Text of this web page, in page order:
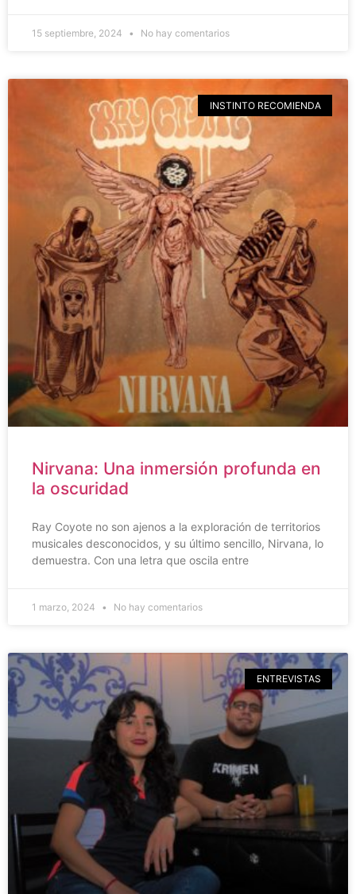
15 septiembre, 2024 No hay comentarios
INSTINTO RECOMIENDA
Nirvana: Una inmersión profunda en
la oscuridad
Ray Coyote no son ajenos a la exploración de territorios
musicales desconocidos, y su último sencillo, Nirvana, lo
demuestra. Con una letra que oscila entre
1 marzo, 2024 No hay comentarios
ENTREVISTAS